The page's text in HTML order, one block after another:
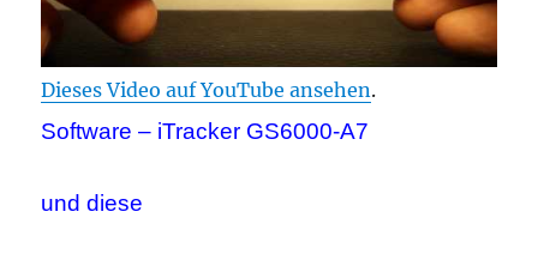
Dieses Video auf YouTube ansehen.
Software – iTracker GS6000-A7
und diese